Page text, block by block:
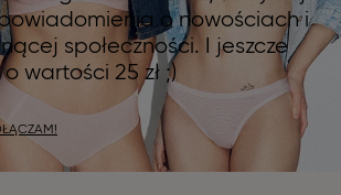
o nowościach i
społeczności. I jeszcze
wartości 25 zł ;)